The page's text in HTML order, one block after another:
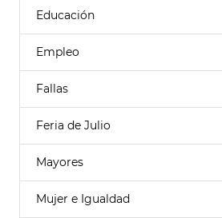
Educación
Empleo
Fallas
Feria de Julio
Mayores
Mujer e Igualdad